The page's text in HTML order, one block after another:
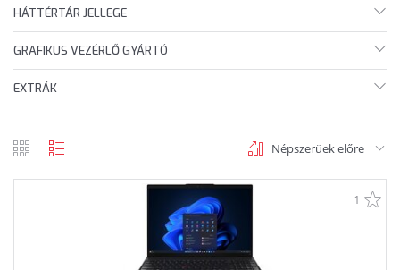
HÁTTÉRTÁR JELLEGE
GRAFIKUS VEZÉRLŐ GYÁRTÓ
EXTRÁK
Népszerüek előre
1